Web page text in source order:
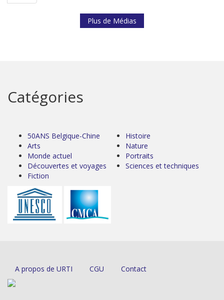
Plus de Médias
Catégories
50ANS Belgique-Chine
Arts
Monde actuel
Découvertes et voyages
Fiction
Histoire
Nature
Portraits
Sciences et techniques
A propos de URTI CGU Contact